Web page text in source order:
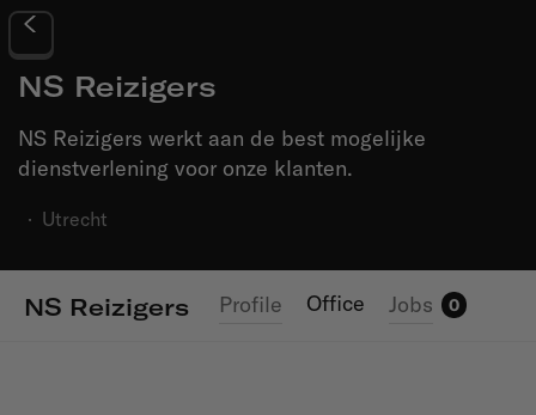
NS Reizigers
NS Reizigers werkt aan de best mogelijke
dienstverlening voor onze klanten.
· Utrecht
NS Reizigers Profile Office Jobs 0